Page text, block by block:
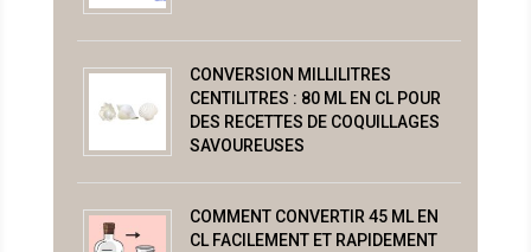
CONVERSION MILLILITRES
CENTILITRES : 80 ML EN CL POUR
DES RECETTES DE COQUILLAGES
SAVOUREUSES
COMMENT CONVERTIR 45 ML EN
CL FACILEMENT ET RAPIDEMENT